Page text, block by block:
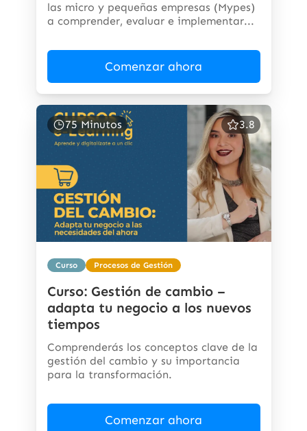
las micro y pequeñas empresas (Mypes)
a comprender, evaluar e implementar...
Comenzar ahora
75 Minutos 3.8
Curso Procesos de Gestión
Curso: Gestión de cambio –
adapta tu negocio a los nuevos
tiempos
Comprenderás los conceptos clave de la
gestión del cambio y su importancia
para la transformación.
Comenzar ahora